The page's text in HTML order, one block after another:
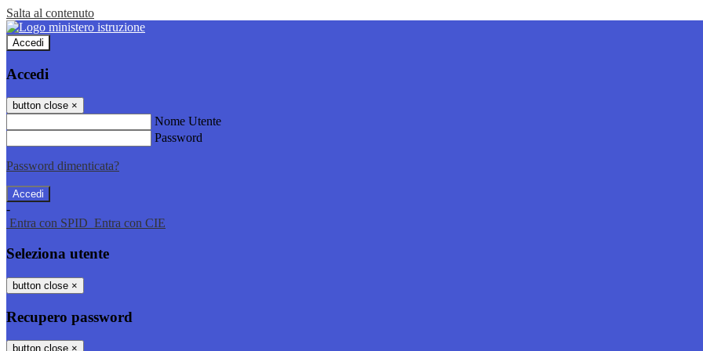
Salta al contenuto
Accedi
Accedi
button close ×
Nome Utente
Password
Password dimenticata?
-
Entra con SPID Entra con CIE
Seleziona utente
button close ×
Recupero password
button close ×